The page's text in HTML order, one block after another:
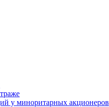
у миноритарных акционеров